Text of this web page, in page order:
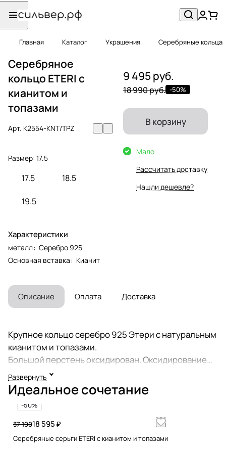
Главная Каталог Украшения Серебряные кольца
Серебряное
кольцо ETERI с
кианитом и
топазами
Арт. K2554-KNT/TPZ
Размер: 17.5
17.5 18.5
19.5
Характеристики
металл: Серебро 925
Основная вставка: Кианит
9 495 руб.
18 990 руб. -50%
В корзину
Мало
Рассчитать доставку
Нашли дешевле?
Описание Оплата Доставка
Крупное кольцо серебро 925 Этери с натуральным
кианитом и топазами.
Большой перстень оксидирован. Оксидирование
(чернение) - это процесс получения на
поверхности серебряного изделия защитной
пленки, устойчивой к воздействиям внешних
факторов. Массивное винтажное кольцо с большим
синим камнем подчеркнет вашу
индивидуальность, может быть вечерним
Развернуть
Идеальное сочетание
-50%
18 595 ₽
37 190
Серебряные серьги ETERI с кианитом и топазами